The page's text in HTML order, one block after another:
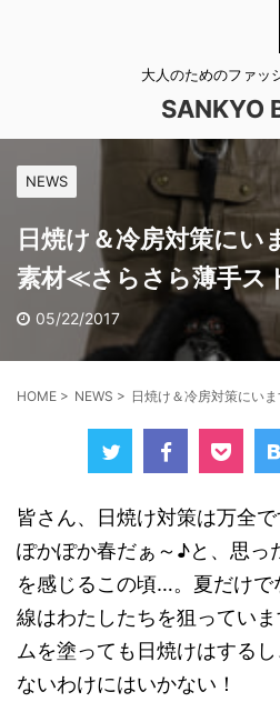
大人のためのファッ
SANKYO
NEWS
日焼け＆冷房対策にい
素材≪さらさら薄手ス
05/22/2017
HOME > NEWS > 日焼け＆冷房対策にい
皆さん、日焼け対策は万全で
ぽかぽか春だぁ～♪と、思っ
を感じるこの頃…。夏だけ
線はわたしたちを狙ってい
ムを塗っても日焼けはする
ないわけにはいかない！